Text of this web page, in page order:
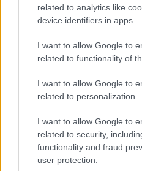
related to analytics like
device identifiers in apps.
I want to allow Google to
related to functionality of
I want to allow Google to
related to personalization.
I want to allow Google to
related to security,
functionality and fraud
user protection.
Elutazol otthonról? Egy
mosogatóban